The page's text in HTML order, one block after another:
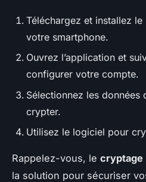
Téléchargez et installez
votre smartphone.
Ouvrez l’application et
configurer votre compte.
Sélectionnez les données
crypter.
Utilisez le logiciel pour
Rappelez-vous, le cryptage
la solution pour sécuriser